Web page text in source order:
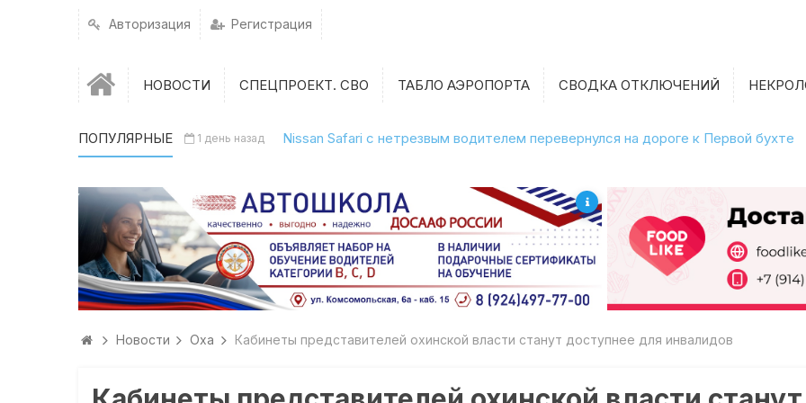
Авторизация Регистрация
НОВОСТИ СПЕЦПРОЕКТ. СВО ТАБЛО АЭРОПОРТА СВОДКА ОТКЛЮЧЕНИЙ
ПОПУЛЯРНЫЕ 1 день назад Nissan Safari с нетрезвым водителем перевернулся на дороге к Первой бухте
Новости Оха Кабинеты представителей охинской власти станут доступнее для инвалидов